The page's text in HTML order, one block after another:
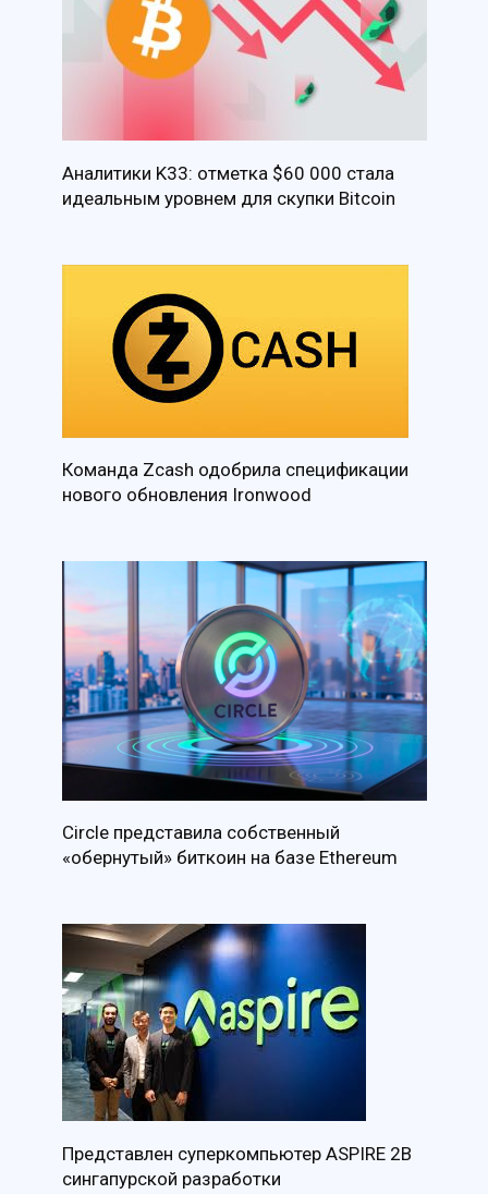
Аналитики K33: отметка $60 000 стала
идеальным уровнем для скупки Bitcoin
Команда Zcash одобрила спецификации
нового обновления Ironwood
Circle представила собственный
«обернутый» биткоин на базе Ethereum
Представлен суперкомпьютер ASPIRE 2B
сингапурской разработки